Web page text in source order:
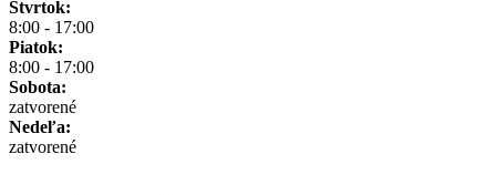
Štvrtok:
8:00 - 17:00
Piatok:
8:00 - 17:00
Sobota:
zatvorené
Nedeľa:
zatvorené